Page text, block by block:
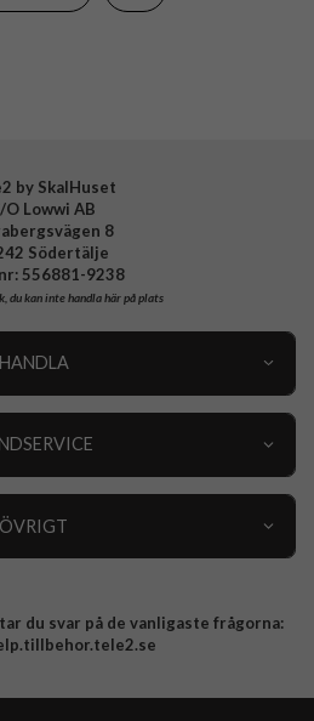
by SkalHuset
O Lowwi AB
8
Södertälje
556881-9238
du kan inte handla här på plats
HANDLA
ÖVRIGT
du svar på de vanligaste frågorna: